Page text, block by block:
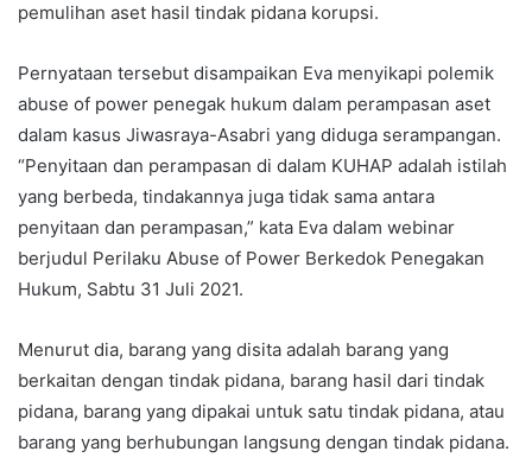
pemulihan aset hasil tindak pidana korupsi.
Pernyataan tersebut disampaikan Eva menyikapi polemik
abuse of power penegak hukum dalam perampasan aset
dalam kasus Jiwasraya-Asabri yang diduga serampangan.
“Penyitaan dan perampasan di dalam KUHAP adalah istilah
yang berbeda, tindakannya juga tidak sama antara
penyitaan dan perampasan,” kata Eva dalam webinar
berjudul Perilaku Abuse of Power Berkedok Penegakan
Hukum, Sabtu 31 Juli 2021.
Menurut dia, barang yang disita adalah barang yang
berkaitan dengan tindak pidana, barang hasil dari tindak
pidana, barang yang dipakai untuk satu tindak pidana, atau
barang yang berhubungan langsung dengan tindak pidana.